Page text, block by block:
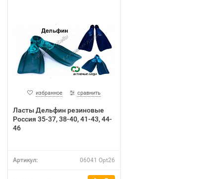
избранное сравнить
Ласты Дельфин резиновые
Россия 35-37, 38-40, 41-43, 44-
46
Артикул: 06041 Opt26